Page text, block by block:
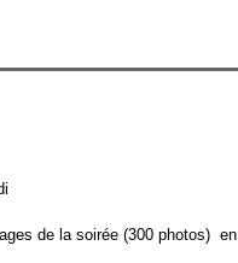
de la soirée (300 photos) en